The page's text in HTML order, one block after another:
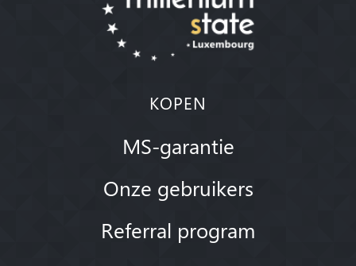
KOPEN
MS-garantie
Onze gebruikers
Referral program